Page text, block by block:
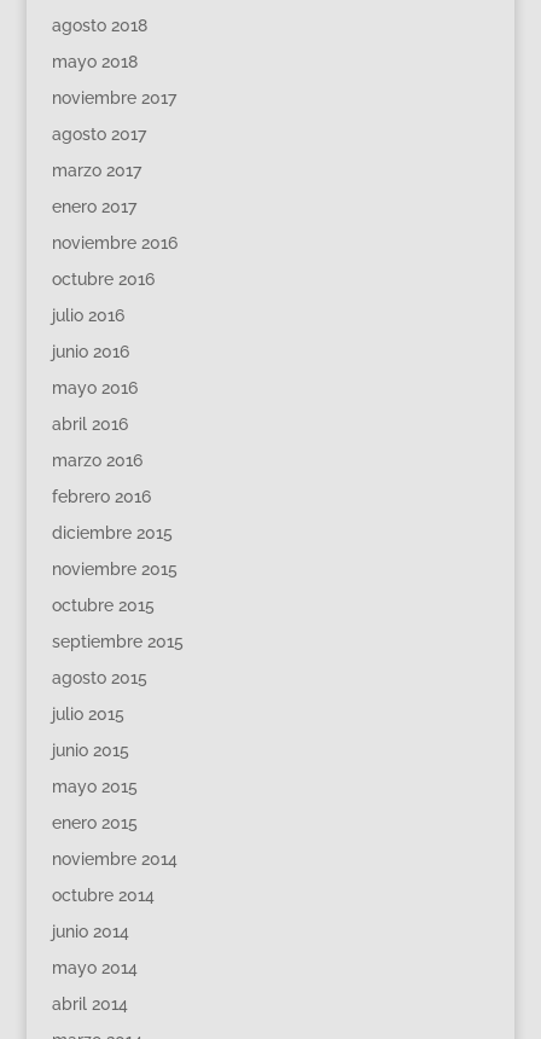
agosto 2018
mayo 2018
noviembre 2017
agosto 2017
marzo 2017
enero 2017
noviembre 2016
octubre 2016
julio 2016
junio 2016
mayo 2016
abril 2016
marzo 2016
febrero 2016
diciembre 2015
noviembre 2015
octubre 2015
septiembre 2015
agosto 2015
julio 2015
junio 2015
mayo 2015
enero 2015
noviembre 2014
octubre 2014
junio 2014
mayo 2014
abril 2014